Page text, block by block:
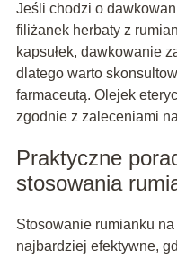
Jeśli chodzi o
filiżanek herbaty z
kapsułek, dawkowanie
dlatego warto
farmaceutą. Olejek
zgodnie z zaleceniami
Praktyczne
stosowania
Stosowanie rumianku
najbardziej efektywne,